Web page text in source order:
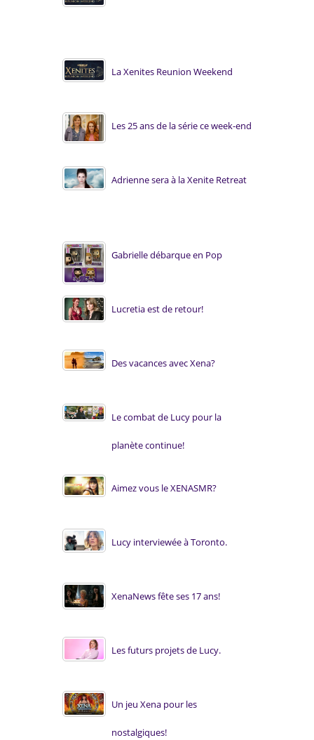
La Xenites Reunion Weekend
Les 25 ans de la série ce week-end
Adrienne sera à la Xenite Retreat
Gabrielle débarque en Pop
Lucretia est de retour!
Des vacances avec Xena?
Le combat de Lucy pour la
planète continue!
Aimez vous le XENASMR?
Lucy interviewée à Toronto.
XenaNews fête ses 17 ans!
Les futurs projets de Lucy.
Un jeu Xena pour les
nostalgiques!